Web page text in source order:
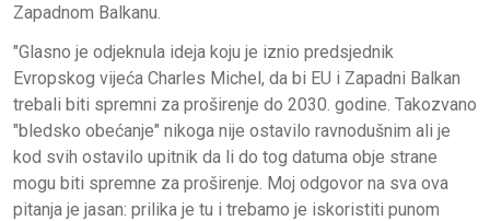
Zapadnom Balkanu.
"Glasno je odjeknula ideja koju je iznio predsjednik
Evropskog vijeća Charles Michel, da bi EU i Zapadni Balkan
trebali biti spremni za proširenje do 2030. godine. Takozvano
"bledsko obećanje" nikoga nije ostavilo ravnodušnim ali je
kod svih ostavilo upitnik da li do tog datuma obje strane
mogu biti spremne za proširenje. Moj odgovor na sva ova
pitanja je jasan: prilika je tu i trebamo je iskoristiti punom